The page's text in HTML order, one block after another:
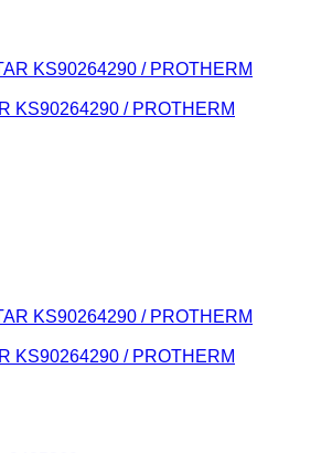
KS90264290 / PROTHERM
KS90264290 / PROTHERM